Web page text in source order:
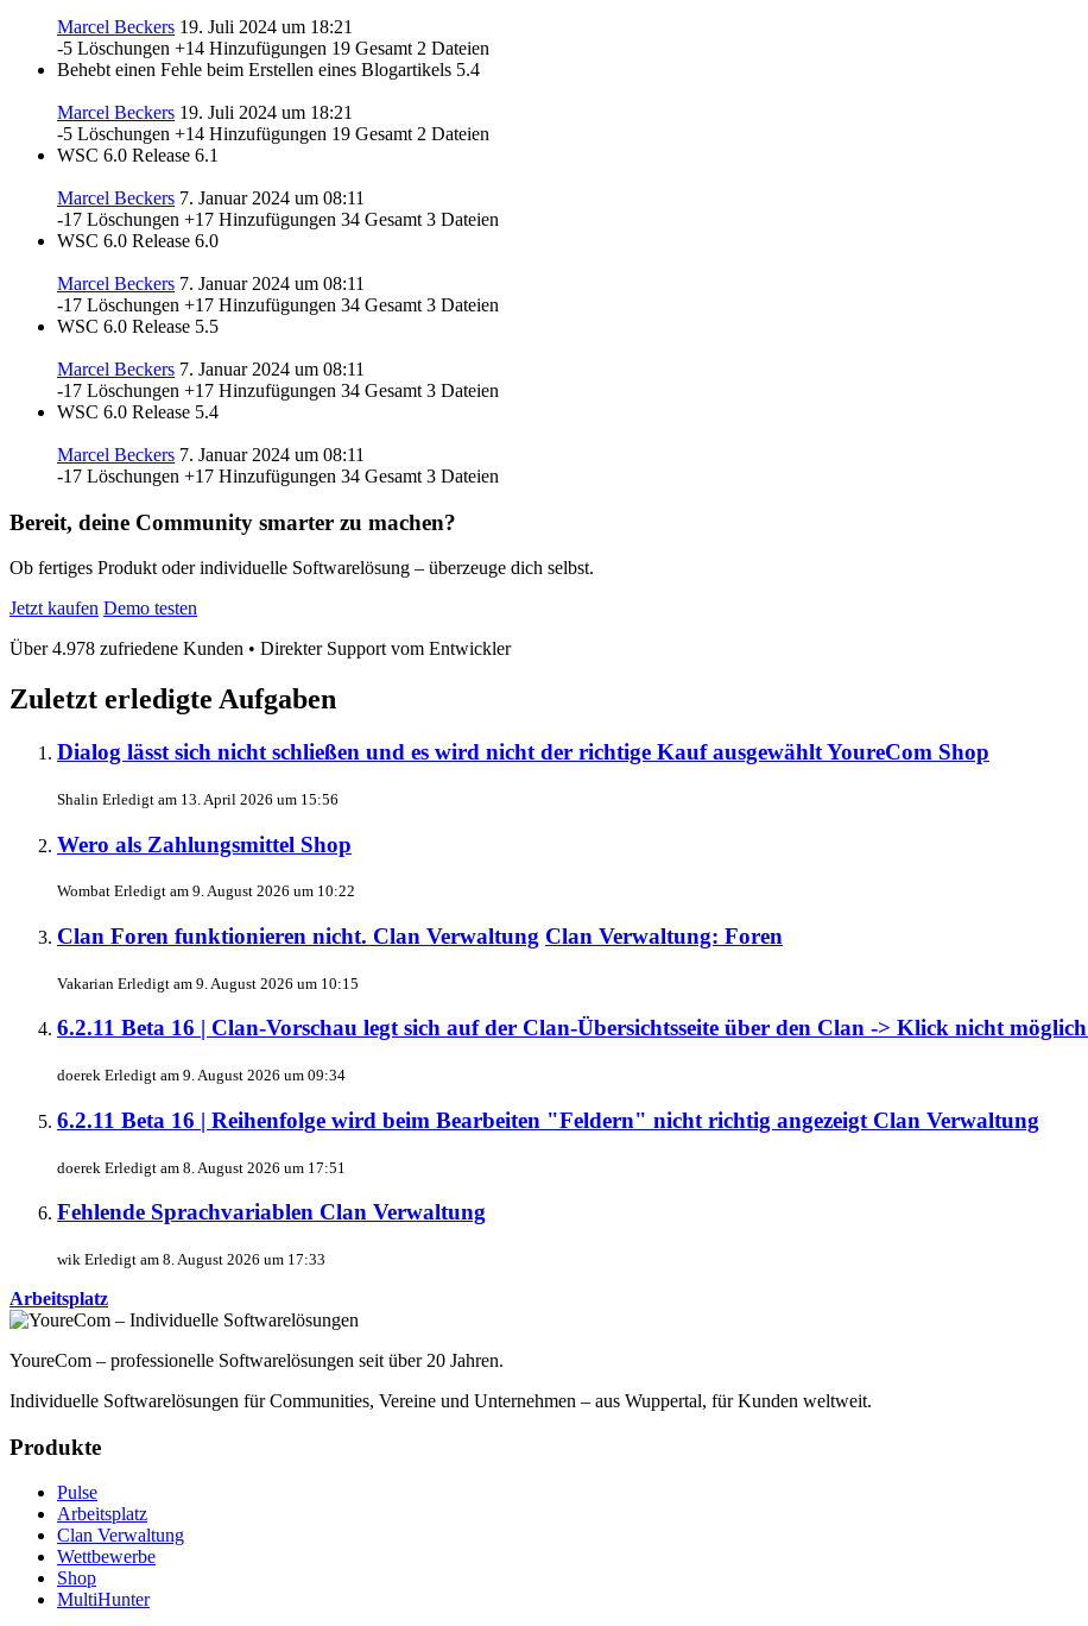
Marcel Beckers 19. Juli 2024 um 18:21
-5 Löschungen +14 Hinzufügungen 19 Gesamt 2 Dateien
Behebt einen Fehle beim Erstellen eines Blogartikels 5.4
Marcel Beckers 19. Juli 2024 um 18:21
-5 Löschungen +14 Hinzufügungen 19 Gesamt 2 Dateien
WSC 6.0 Release 6.1
Marcel Beckers 7. Januar 2024 um 08:11
-17 Löschungen +17 Hinzufügungen 34 Gesamt 3 Dateien
WSC 6.0 Release 6.0
Marcel Beckers 7. Januar 2024 um 08:11
-17 Löschungen +17 Hinzufügungen 34 Gesamt 3 Dateien
WSC 6.0 Release 5.5
Marcel Beckers 7. Januar 2024 um 08:11
-17 Löschungen +17 Hinzufügungen 34 Gesamt 3 Dateien
WSC 6.0 Release 5.4
Marcel Beckers 7. Januar 2024 um 08:11
-17 Löschungen +17 Hinzufügungen 34 Gesamt 3 Dateien
Bereit, deine Community smarter zu machen?
Ob fertiges Produkt oder individuelle Softwarelösung – überzeuge dich selbst.
Jetzt kaufen Demo testen
Über 4.978 zufriedene Kunden • Direkter Support vom Entwickler
Zuletzt erledigte Aufgaben
Dialog lässt sich nicht schließen und es wird nicht der richtige Kauf ausgewähltYoureCom Shop
Shalin Erledigt am 13. April 2026 um 15:56
Wero als Zahlungsmittel Shop
Wombat Erledigt am 9. August 2026 um 10:22
Clan Foren funktionieren nicht. Clan Verwaltung Clan Verwaltung: Foren
Vakarian Erledigt am 9. August 2026 um 10:15
6.2.11 Beta 16 | Clan-Vorschau legt sich auf der Clan-Übersichtsseite über den Clan -> Klick nicht möglich
doerek Erledigt am 9. August 2026 um 09:34
6.2.11 Beta 16 | Reihenfolge wird beim Bearbeiten "Feldern" nicht richtig angezeigt Clan Verwaltung
doerek Erledigt am 8. August 2026 um 17:51
Fehlende Sprachvariablen Clan Verwaltung
wik Erledigt am 8. August 2026 um 17:33
Arbeitsplatz
YoureCom – professionelle Softwarelösungen seit über 20 Jahren.
Individuelle Softwarelösungen für Communities, Vereine und Unternehmen – aus Wuppertal, für Kunden weltweit.
Produkte
Pulse
Arbeitsplatz
Clan Verwaltung
Wettbewerbe
Shop
MultiHunter